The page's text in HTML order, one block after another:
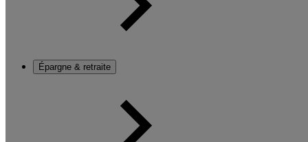
Épargne & retraite